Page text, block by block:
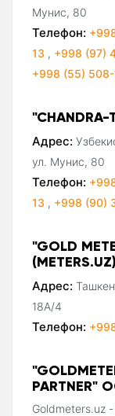
Мунис, 80
Телефон:
13 , +998 (97)
+998 (55)
Адрес:
ул. Мунис, 80
Телефон:
13 , +998 (90)
"GOLD
(METERS.UZ)
Адрес:
18А/4
Телефон:
PARTNER"
Goldmeters.uz